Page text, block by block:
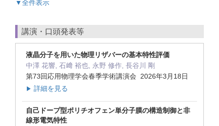
▼全件表示
講演・口頭発表等
液晶分子を用いた物理リザバーの基本特性評価
中澤 花響, ⽯﨑 裕也, 永野 修作, ⻑⾕川 剛
第73回応用物理学会春季学術講演会 2026年3月18日
▶ 詳細を見る
自己ドープ型ポリチオフェン単分子膜の構造制御と非
線形電気特性